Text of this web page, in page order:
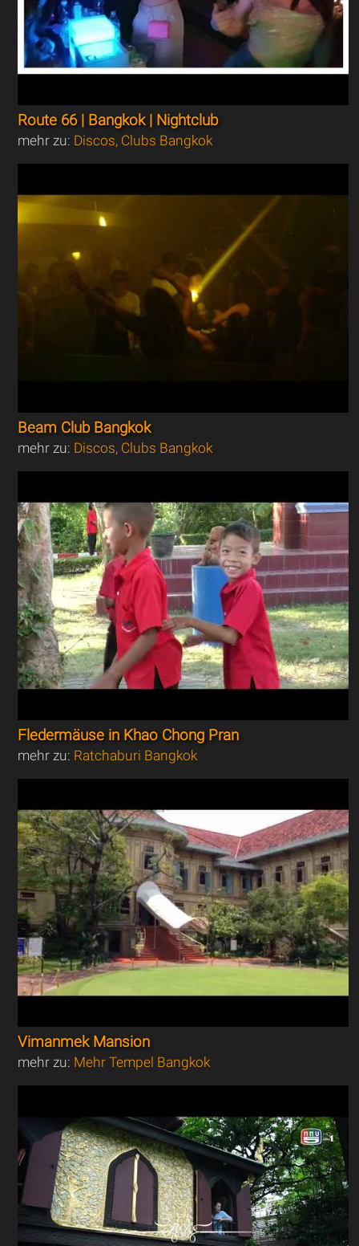
Route 66 | Bangkok | Nightclub
mehr zu: Discos, Clubs Bangkok
Beam Club Bangkok
mehr zu: Discos, Clubs Bangkok
Fledermäuse in Khao Chong Pran
mehr zu: Ratchaburi Bangkok
Vimanmek Mansion
mehr zu: Mehr Tempel Bangkok